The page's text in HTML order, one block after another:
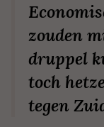
zouden
druppel
toch
tegen